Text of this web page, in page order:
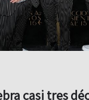
casi tres